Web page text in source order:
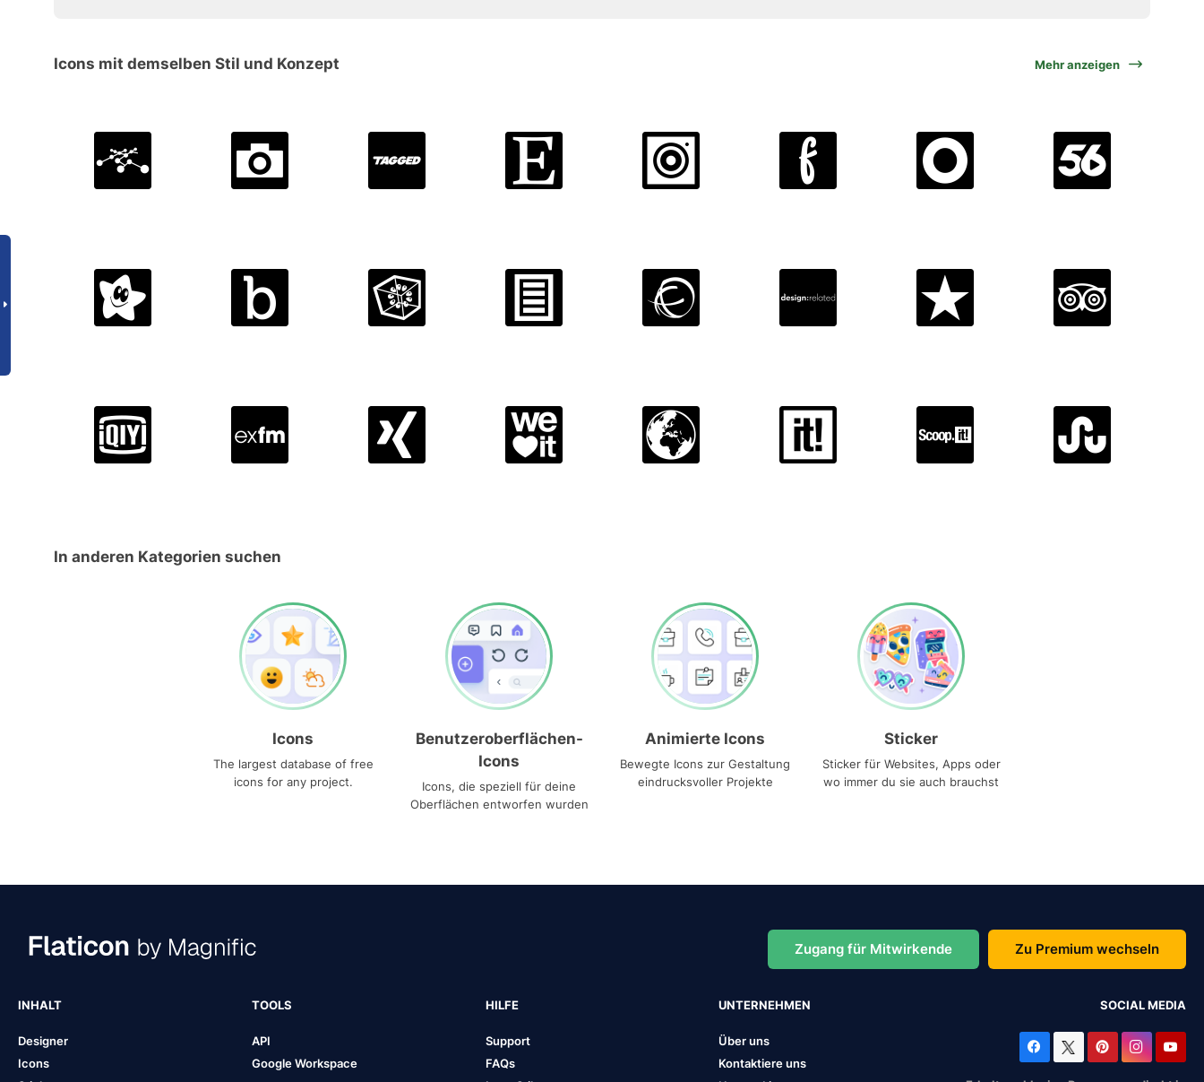
Icons mit demselben Stil und Konzept Mehr anzeigen
In anderen Kategorien suchen
Icons
The largest database of free
icons for any project.
Benutzeroberflächen-
Icons
Icons, die speziell für deine
Oberflächen entworfen wurden
Animierte Icons
Bewegte Icons zur Gestaltung
eindrucksvoller Projekte
Sticker
Sticker für Websites, Apps oder
wo immer du sie auch brauchst
Zugang für Mitwirkende Zu Premium wechseln
INHALT
Designer
Icons
TOOLS
API
Google Workspace
HILFE
Support
FAQs
UNTERNEHMEN
Über uns
Kontaktiere uns
SOCIAL MEDIA